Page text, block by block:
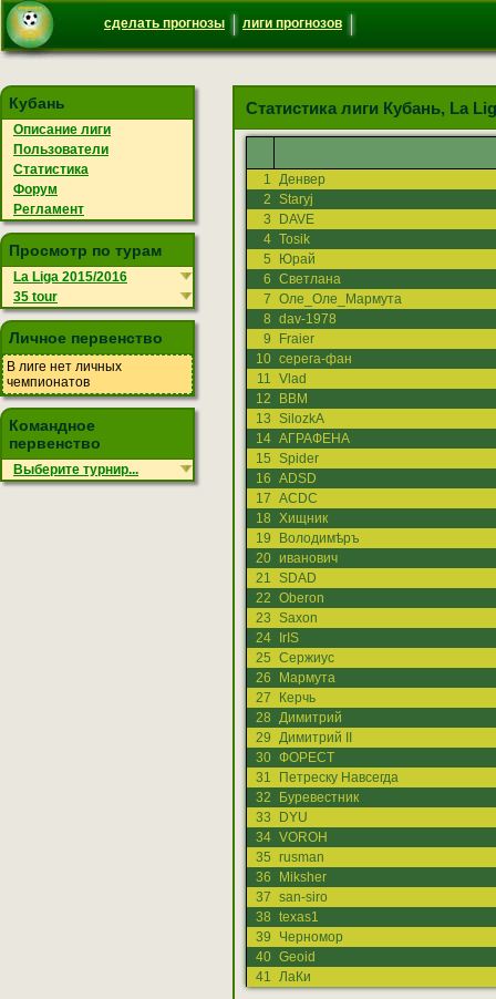
сделать прогнозы лиги прогнозов
Статистика лиги Кубань, La
1 Денвер
2 Staryj
3
DAVE
4 Tosik
5
Юрай
6 Светлана
7 Оле_Оле_Мармута
8 dav-1978
9
Fraier
10 серега-фан
11 Vlad
12
ВВМ
13 SilozkA
14 АГРАФЕНА
15 Spider
16 ADSD
17 ACDC
18 Хищник
19
Володимѣръ
20 иванович
21 SDAD
22 Oberon
23 Saxon
24
IrIS
25 Сержиус
26
Мармута
27
Керчь
28 Димитрий
29 Димитрий II
30 ФОРЕСТ
31
Петреску Навсегда
32
Буревестник
33
DYU
34 VOROH
35 rusman
36
Miksher
37 san-siro
38 texas1
39
Черномор
40 Geoid
41 ЛаКи
Кубань
Описание лиги
Пользователи
Статистика
Форум
Регламент
Просмотр по турам
La Liga 2015/2016
35 tour
Личное первенство
В лиге нет личных
чемпионатов
Командное
первенство
Выберите турнир...